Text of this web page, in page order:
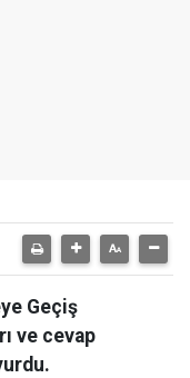
Geçiş
ve cevap